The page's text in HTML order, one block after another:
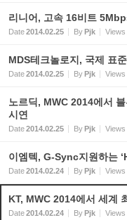
리니어, 고속 16비트
Date2014.02.25 ByPjk Views
MDS테크놀로지, 국제 표
Date2014.02.25 ByPjk Views
노르딕, MWC 2014에서
시연
Date2014.02.25 ByPjk Views
이엠텍, G-Sync지원하는
Date2014.02.24 ByPjk Views
KT, MWC 2014에서 세계
Date2014.02.24 ByPjk Views